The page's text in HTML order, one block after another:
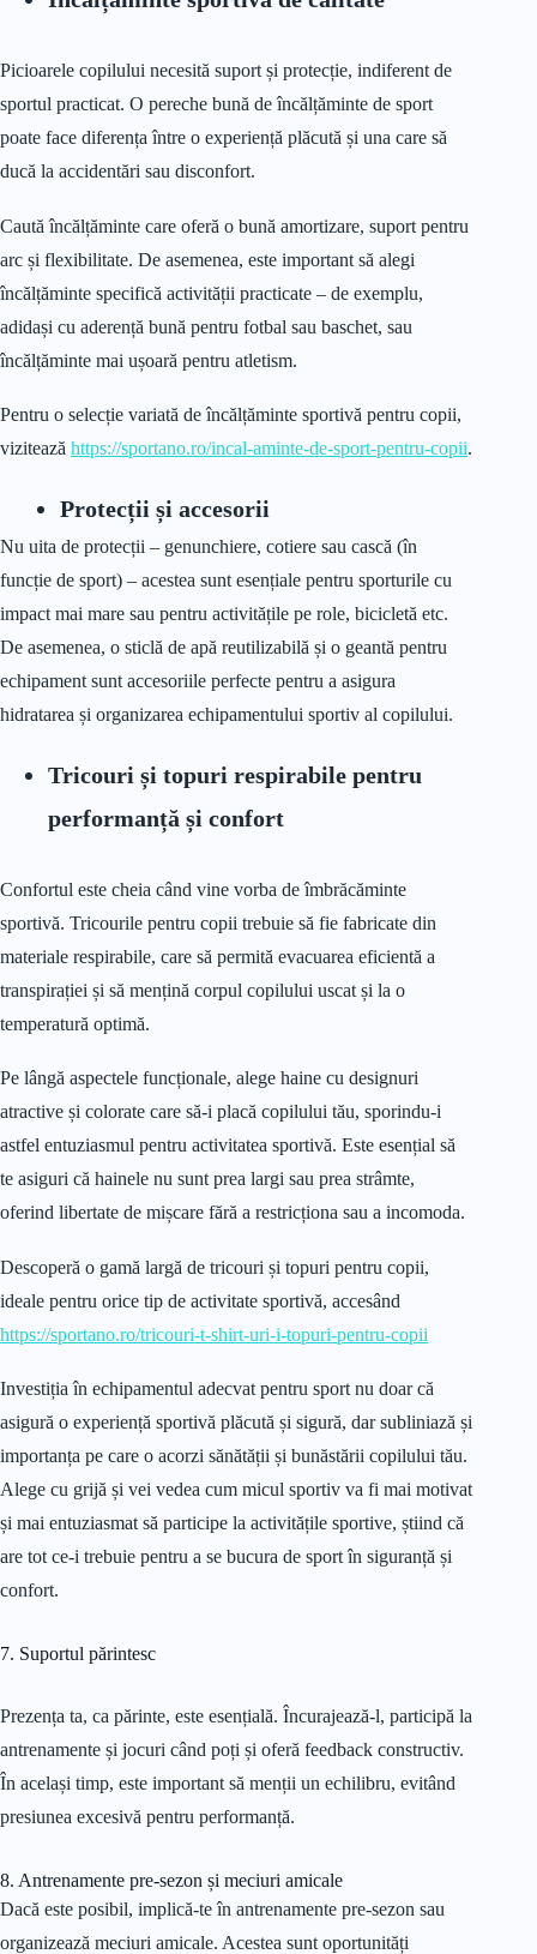
Picioarele copilului necesită suport și protecție, indiferent de
sportul practicat. O pereche bună de încălțăminte de sport
poate face diferența între o experiență plăcută și una care să
ducă la accidentări sau disconfort.
Caută încălțăminte care oferă o bună amortizare, suport pentru
arc și flexibilitate. De asemenea, este important să alegi
încălțăminte specifică activității practicate – de exemplu,
adidași cu aderență bună pentru fotbal sau baschet, sau
încălțăminte mai ușoară pentru atletism.
Pentru o selecție variată de încălțăminte sportivă pentru copii,
vizitează https://sportano.ro/incal-aminte-de-sport-pentru-copii.
Protecții și accesorii
Nu uita de protecții – genunchiere, cotiere sau cască (în
funcție de sport) – acestea sunt esențiale pentru sporturile cu
impact mai mare sau pentru activitățile pe role, bicicletă etc.
De asemenea, o sticlă de apă reutilizabilă și o geantă pentru
echipament sunt accesoriile perfecte pentru a asigura
hidratarea și organizarea echipamentului sportiv al copilului.
Tricouri și topuri respirabile pentru
performanță și confort
Confortul este cheia când vine vorba de îmbrăcăminte
sportivă. Tricourile pentru copii trebuie să fie fabricate din
materiale respirabile, care să permită evacuarea eficientă a
transpirației și să mențină corpul copilului uscat și la o
temperatură optimă.
Pe lângă aspectele funcționale, alege haine cu designuri
atractive și colorate care să-i placă copilului tău, sporindu-i
astfel entuziasmul pentru activitatea sportivă. Este esențial să
te asiguri că hainele nu sunt prea largi sau prea strâmte,
oferind libertate de mișcare fără a restricționa sau a incomoda.
Descoperă o gamă largă de tricouri și topuri pentru copii,
ideale pentru orice tip de activitate sportivă, accesând
https://sportano.ro/tricouri-t-shirt-uri-i-topuri-pentru-copii
Investiția în echipamentul adecvat pentru sport nu doar că
asigură o experiență sportivă plăcută și sigură, dar subliniază și
importanța pe care o acorzi sănătății și bunăstării copilului tău.
Alege cu grijă și vei vedea cum micul sportiv va fi mai motivat
și mai entuziasmat să participe la activitățile sportive, știind că
are tot ce-i trebuie pentru a se bucura de sport în siguranță și
confort.
7. Suportul părintesc
Prezența ta, ca părinte, este esențială. Încurajează-l, participă la
antrenamente și jocuri când poți și oferă feedback constructiv.
În același timp, este important să menții un echilibru, evitând
presiunea excesivă pentru performanță.
8. Antrenamente pre-sezon și meciuri amicale
Dacă este posibil, implică-te în antrenamente pre-sezon sau
organizează meciuri amicale. Acestea sunt oportunități